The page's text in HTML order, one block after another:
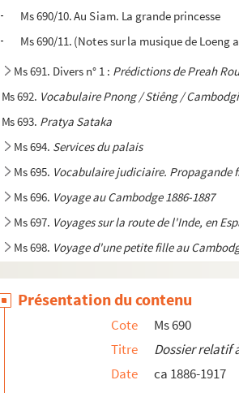
Ms 690/10. Au Siam. La grande princesse
Ms 690/11. (Notes sur la musique de Loeng
Ms 691. Divers n° 1 : Prédictions de Preah
Ms 692. Vocabulaire Pnong / Stiêng /
Ms 693. Pratya Sataka
Ms 694. Services du palais
Ms 695. Vocabulaire judiciaire. Propagande
Ms 696. Voyage au Cambodge 1886-1887
Ms 697. Voyages sur la route de l'Inde, en
Ms 698. Voyage d'une petite fille au
Ms 700.Il faut savoir mourir. Roman
Le Résident Verrier
Poésies diverses - Articles de
Mes souvenirs
Présentation du contenu
Cote
Ms 690
Titre
Dossier relatif
Date
ca 1886-1917